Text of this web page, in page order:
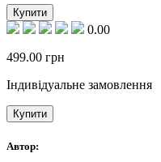
Купити
0.00
499.00 грн
Індивідуальне замовлення
Купити
Автор: